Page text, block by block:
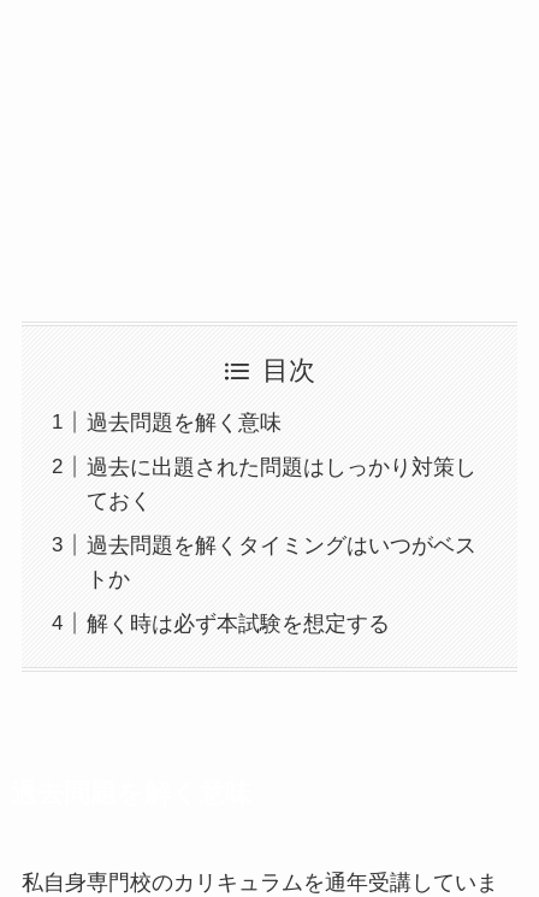
目次
過去問題を解く意味
過去に出題された問題はしっかり対策し
ておく
過去問題を解くタイミングはいつがベス
トか
解く時は必ず本試験を想定する
私自身専門校のカリキュラムを通年受講していま